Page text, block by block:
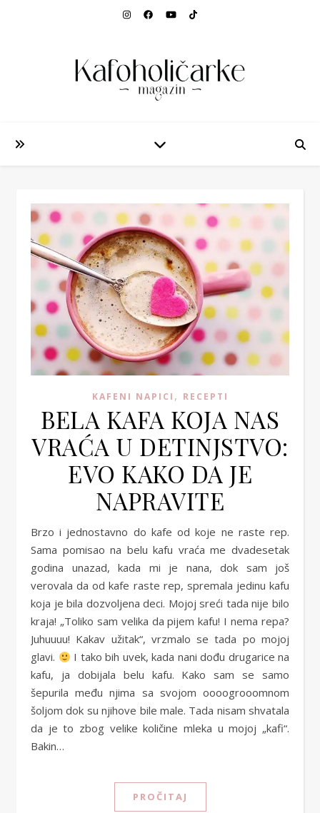
KAFENI NAPICI , RECEPTI
BELA KAFA KOJA NAS
VRAĆA U DETINJSTVO:
EVO KAKO DA JE
NAPRAVITE
Brzo i jednostavno do kafe od koje ne raste rep.
Sama pomisao na belu kafu vraća me dvadesetak
godina unazad, kada mi je nana, dok sam još
verovala da od kafe raste rep, spremala jedinu kafu
koja je bila dozvoljena deci. Mojoj sreći tada nije bilo
kraja! „Toliko sam velika da pijem kafu! I nema repa?
Juhuuuu! Kakav užitak“, vrzmalo se tada po mojoj
glavi.
I tako bih uvek, kada nani dođu drugarice na
kafu, ja dobijala belu kafu. Kako sam se samo
šepurila među njima sa svojom oooogrooomnom
šoljom dok su njihove bile male. Tada nisam shvatala
da je to zbog velike količine mleka u mojoj „kafi“.
Bakin…
PROČITAJ